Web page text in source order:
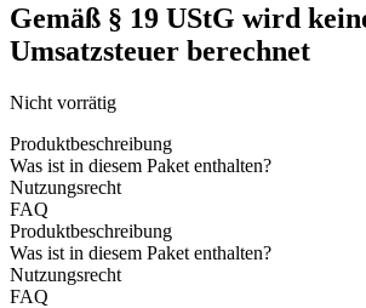
Gemäß § 19 UStG wird
Umsatzsteuer berechnet​
Nicht vorrätig
Produktbeschreibung
Was ist in diesem Paket enthalten?
Nutzungsrecht
FAQ
Produktbeschreibung
Was ist in diesem Paket enthalten?
Nutzungsrecht
FAQ